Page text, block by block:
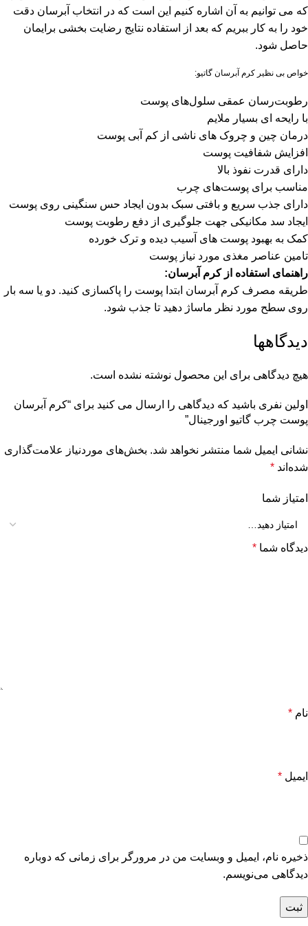
که می توانیم به آن اشاره کنیم این است که در انتخاب آبرسان دقت
خود را به کار ببریم که بعد از استفاده نتایج رضایت بخشی برایمان
حاصل شود.
خواص بی نظیر کرم آبرسان گاتیو:
رطوبت‌رسان عمقی سلول‌های پوست
با رایحه ای بسیار ملایم
درمان چین و چروک های ناشی از کم آبی پوست
افزایش شفافیت پوست
دارای قدرت نفوذ بالا
مناسب برای پوست‌های چرب
دارای جذب سریع و بافتی سبک بدون ایجاد حس سنگینی روی پوست
ایجاد سد مکانیکی جهت جلوگیری از دفع رطوبت پوست
کمک به بهبود پوست های آسیب دیده و ترک خورده
تامین عناصر مغذی مورد نیاز پوست
راهنمای استفاده از کرم آبرسان:
طریقه مصرف کرم آبرسان ابتدا پوست را پاکسازی کنید. دو یا سه بار
روی سطح مورد نظر ماساژ دهید تا جذب شود.
دیدگاهها
هیچ دیدگاهی برای این محصول نوشته نشده است.
اولین نفری باشید که دیدگاهی را ارسال می کنید برای “کرم آبرسان
پوست چرب گاتیو اورجینال”
نشانی ایمیل شما منتشر نخواهد شد. بخش‌های موردنیاز علامت‌گذاری
شده‌اند *
امتیاز شما
دیدگاه شما *
نام *
ایمیل *
ذخیره نام، ایمیل و وبسایت من در مرورگر برای زمانی که دوباره
دیدگاهی می‌نویسم.